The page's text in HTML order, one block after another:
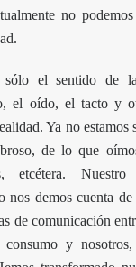
no
sólo el sentido de
el oído, el tacto y
Ya no estamos
de lo que
etcétera.
nos demos cuenta
de comunicación
y